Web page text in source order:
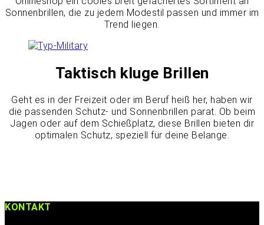
Sonnenbrillen, die zu jedem Modestil passen und immer im
Trend liegen.
Taktisch kluge Brillen
Geht es in der Freizeit oder im Beruf heiß her, haben wir
die passenden Schutz- und Sonnenbrillen parat. Ob beim
Jagen oder auf dem Schießplatz, diese Brillen bieten dir
optimalen Schutz, speziell für deine Belange.
KONTAKT